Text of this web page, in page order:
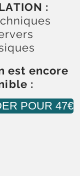
:
est encore
:
POUR 47€